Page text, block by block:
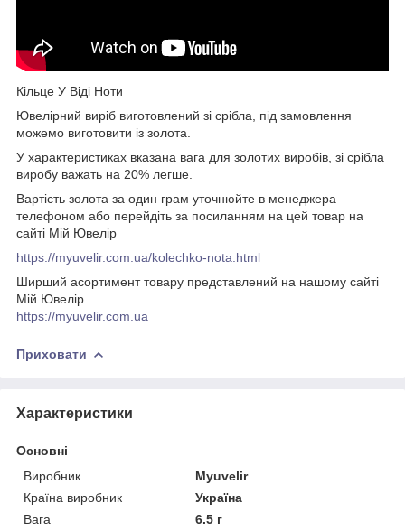
Кільце У Віді Ноти
Ювелірний виріб виготовлений зі срібла, під замовлення
можемо виготовити із золота.
У характеристиках вказана вага для золотих виробів, зі срібла
виробу важать на 20% легше.
Вартість золота за один грам уточнюйте в менеджера
телефоном або перейдіть за посиланням на цей товар на
сайті Мій Ювелір
https://myuvelir.com.ua/kolechko-nota.html
Ширший асортимент товару представлений на нашому сайті
Мій Ювелір
https://myuvelir.com.ua
Приховати
Характеристики
Основні
Виробник
Myuvelir
Країна виробник
Україна
Вага
6.5 г